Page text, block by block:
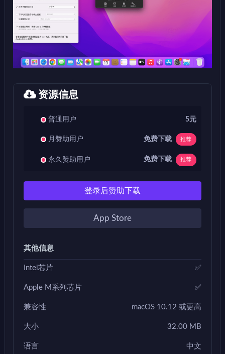
资源信息
普通用户 5元
月赞助用户 免费下载 推荐
永久赞助用户 免费下载 推荐
登录后赞助下载
App Store
其他信息
Intel芯片 ✅
Apple M系列芯片 ✅
兼容性 macOS 10.12 或更高
大小 32.00 MB
语言 中文